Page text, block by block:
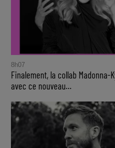
8h07
Finalement, la collab Madonna-
avec ce nouveau...